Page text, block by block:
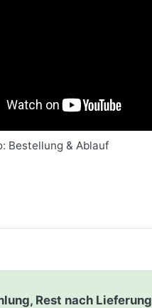
Bestellung & Ablauf
Rest nach Lieferung